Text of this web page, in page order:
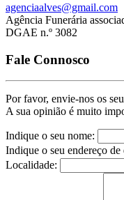
agenciaalves@gmail.com
Agência Funerária
DGAE n.º 3082
Fale Connosco
Por favor, envie-nos os
A sua opinião é muito
Indique o seu nome:
Indique o seu endereço de
Localidade: